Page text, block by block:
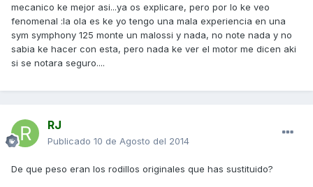
mecanico ke mejor asi...ya os explicare, pero por lo ke veo
fenomenal :la ola es ke yo tengo una mala experiencia en una
sym symphony 125 monte un malossi y nada, no note nada y no
sabia ke hacer con esta, pero nada ke ver el motor me dicen aki
si se notara seguro....
RJ
Publicado 10 de Agosto del 2014
De que peso eran los rodillos originales que has sustituido?